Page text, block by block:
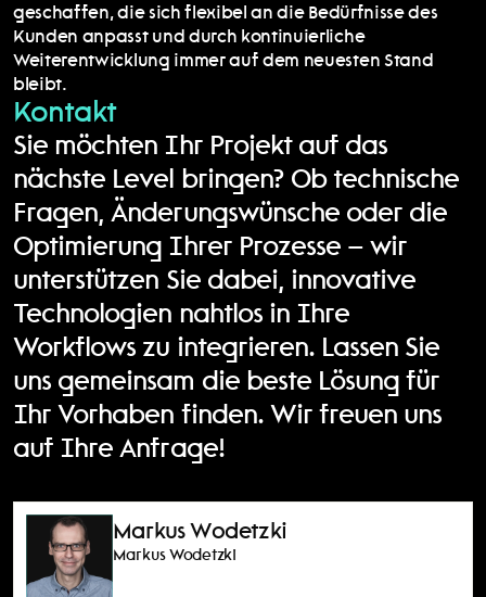
geschaffen, die sich flexibel an die Bedürfnisse des
Kunden anpasst und durch kontinuierliche
Weiterentwicklung immer auf dem neuesten Stand
bleibt.
Kontakt
Sie möchten Ihr Projekt auf das
nächste Level bringen? Ob technische
Fragen, Änderungswünsche oder die
Optimierung Ihrer Prozesse – wir
unterstützen Sie dabei, innovative
Technologien nahtlos in Ihre
Workflows zu integrieren. Lassen Sie
uns gemeinsam die beste Lösung für
Ihr Vorhaben finden. Wir freuen uns
auf Ihre Anfrage!
Markus Wodetzki
Markus Wodetzki